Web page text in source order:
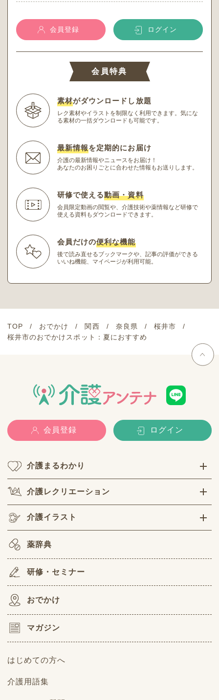
会員登録 ログイン
会員特典
素材がダウンロードし放題
レク素材やイラストを制限なく利用できます。 気にな
る素材の一括ダウンロードも可能です。
最新情報を定期的にお届け
介護の最新情報やニュースをお届け！
あなたのお困りごとに合わせた情報もお送りします。
研修で使える動画・資料
会員限定動画の閲覧や、介護技術や薬情報など研修で
使える資料もダウンロードできます。
会員だけの便利な機能
後で読み直せるブックマークや、記事の評価ができる
いいね機能、マイページが利用可能。
TOP おでかけ 関西 奈良県
桜井市
桜井市のおでかけスポット：夏におすすめ
会員登録 ログイン
介護まるわかり
介護レクリエーション
介護イラスト
薬辞典
研修・セミナー
おでかけ
マガジン
はじめての方へ
介護用語集